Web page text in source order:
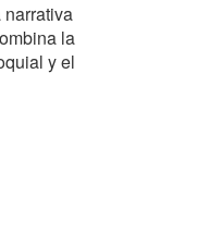
la
y el